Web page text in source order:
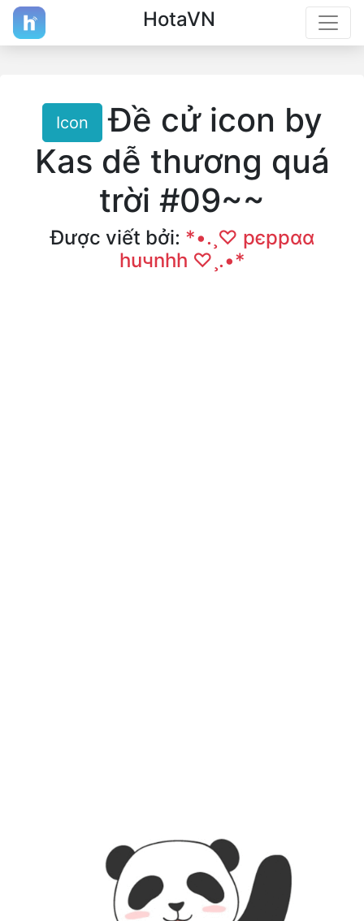
HotaVN
Icon
Đề cử icon by
Kas dễ thương quá
trời #09~~
Được viết bởi: *•.¸♡ pєppαα
huчnhh ♡¸.•*